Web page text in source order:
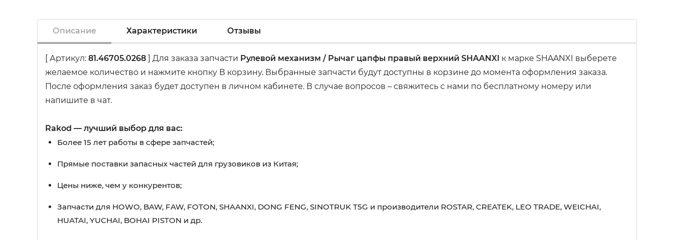
Описание Характеристики Отзывы
[ Артикул: 81.46705.0268 ] Для заказа запчасти Рулевой механизм / Рычаг цапфы правый верхний SHAANXI к марке SHAANXI выберете
желаемое количество и нажмите кнопку В корзину. Выбранные запчасти будут доступны в корзине до момента оформления заказа.
После оформления заказ будет доступен в личном кабинете. В случае вопросов – свяжитесь с нами по бесплатному номеру или
напишите в чат.
Rakod — лучший выбор для вас:
Более 15 лет работы в сфере запчастей;
Прямые поставки запасных частей для грузовиков из Китая;
Цены ниже, чем у конкурентов;
Запчасти для HOWO, BAW, FAW, FOTON, SHAANXI, DONG FENG, SINOTRUK T5G и производители ROSTAR, CREATEK, LEO TRADE, WEICHAI,
HUATAI, YUCHAI, BOHAI PISTON и др.